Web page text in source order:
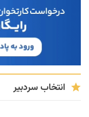
انتخاب سردبیر